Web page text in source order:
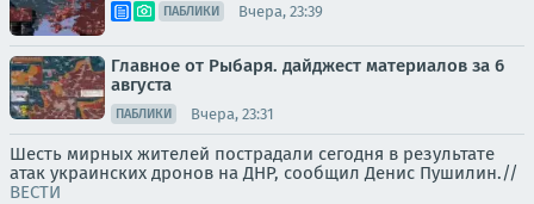
ПАБЛИКИ Вчера, 23:39
Главное от Рыбаря. дайджест материалов за 6
августа
ПАБЛИКИ Вчера, 23:31
Шесть мирных жителей пострадали сегодня в результате
атак украинских дронов на ДНР, сообщил Денис Пушилин.//
ВЕСТИ